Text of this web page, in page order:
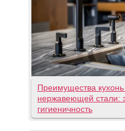
Преимущества
нержавеющей стали:
гигиеничность